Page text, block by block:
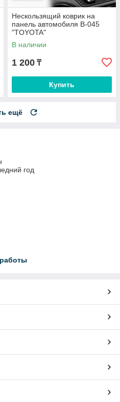
Нескользящий коврик на
панель автомобиля B-045
"TOYOTA"
В наличии
1 200 ₸
Купить
ещё
год